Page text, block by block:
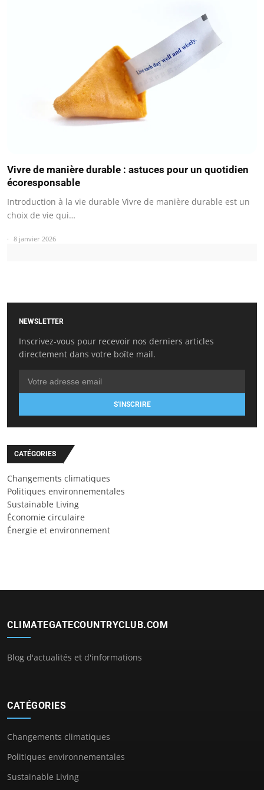
Vivre de manière durable : astuces pour un quotidien
écoresponsable
Introduction à la vie durable Vivre de manière durable est un
choix de vie qui…
8 janvier 2026
NEWSLETTER
Inscrivez-vous pour recevoir nos derniers articles
directement dans votre boîte mail.
S'INSCRIRE
CATÉGORIES
Changements climatiques
Politiques environnementales
Sustainable Living
Économie circulaire
Énergie et environnement
CLIMATEGATECOUNTRYCLUB.COM
Blog d'actualités et d'informations
CATÉGORIES
Changements climatiques
Politiques environnementales
Sustainable Living